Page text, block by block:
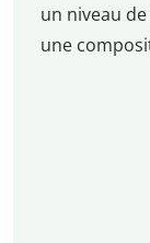
un niveau
une